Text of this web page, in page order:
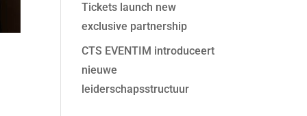
Tickets launch new
exclusive partnership
CTS EVENTIM introduceert
nieuwe
leiderschapsstructuur